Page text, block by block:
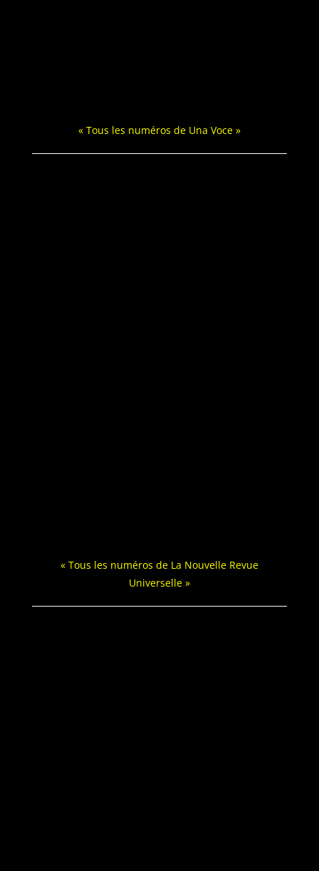
« Tous les numéros de Una Voce »
« Tous les numéros de La Nou­velle Revue
Universelle »